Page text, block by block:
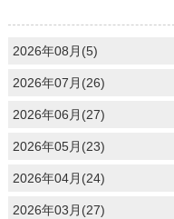
2026年08月(5)
2026年07月(26)
2026年06月(27)
2026年05月(23)
2026年04月(24)
2026年03月(27)